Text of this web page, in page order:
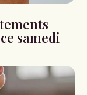
samedi